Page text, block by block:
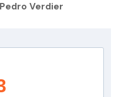
Verdier